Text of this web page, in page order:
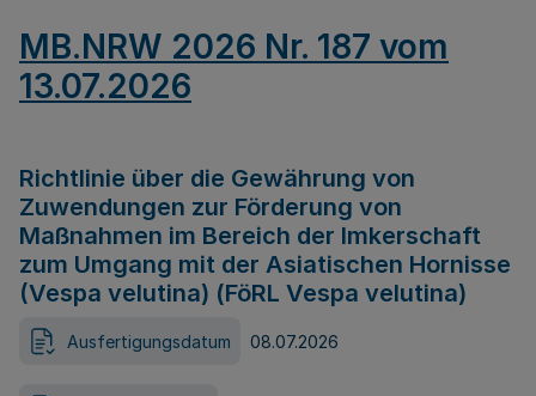
MB.NRW 2026 Nr. 187 vom
13.07.2026
Richtlinie über die Gewährung von
Zuwendungen zur Förderung von
Maßnahmen im Bereich der Imkerschaft
zum Umgang mit der Asiatischen Hornisse
(Vespa velutina) (FöRL Vespa velutina)
Ausfertigungsdatum 08.07.2026